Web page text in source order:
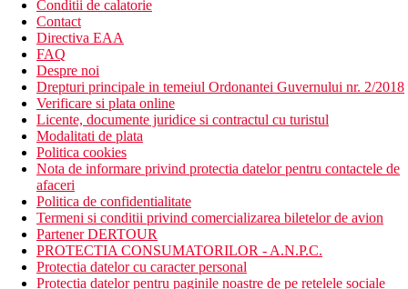
7 bare
2 piscine (sezlonguri, umbrele si prosoape gratuite)
piscina pentru copii
mini club
centru SPA
coafor
discoteca
amfiteatru
parc acvatic pentru copii (tobogane si fantana)
sali de conferinte
casa de schimb valutar
Descrierea plajei
cu nisip
sezlonguri, umbrele si prosoape gratuite
bar pe plaja
transport carucior de golf disponibil
Conditii de calatorie
Contact
Directiva EAA
FAQ
Despre noi
Drepturi principale in temeiul Ordonantei Guvernului nr. 2/2018
Verificare si plata online
Licente, documente juridice si contractul cu turistul
Modalitati de plata
Politica cookies
Nota de informare privind protectia datelor pentru contactele de
afaceri
Politica de confidentialitate
Termeni si conditii privind comercializarea biletelor de avion
Partener DERTOUR
PROTECTIA CONSUMATORILOR - A.N.P.C.
Protectia datelor cu caracter personal
Protectia datelor pentru paginile noastre de pe retelele sociale